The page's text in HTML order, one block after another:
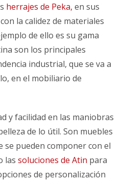
herrajes de Peka, en sus
la calidez de materiales
de ello es su gama
son los principales
industrial, que se va a
en el mobiliario de
y facilidad en las maniobras
de lo útil. Son muebles
se pueden componer con el
las soluciones de Atin para
de personalización